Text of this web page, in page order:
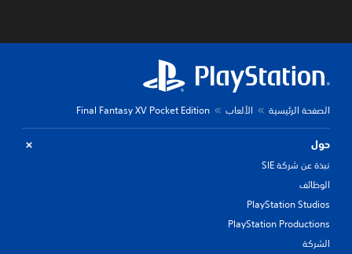
الصفحة الرئيسية الألعاب Final Fantasy XV Pocket Edition
حول
نبذة عن شركة SIE
الوظائف
PlayStation Studios
PlayStation Productions
الشركة